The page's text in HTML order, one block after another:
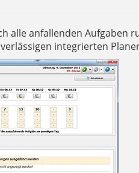
alle anfallenden Aufgaben
integrierten